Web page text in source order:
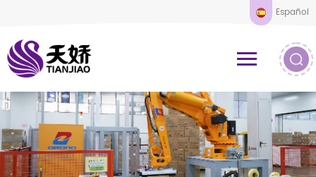
Español